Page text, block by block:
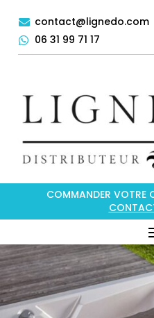
 contact@lignedo.com
 06 31 99 71 17
COMMANDER VOTRE